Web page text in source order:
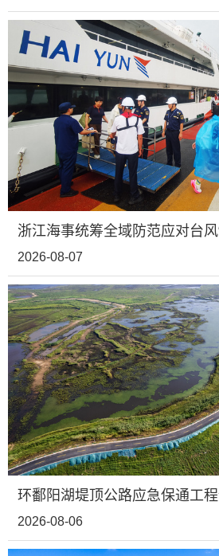
浙江海事统筹全域防范应对台风
2026-08-07
环鄱阳湖堤顶公路应急保通工
2026-08-06